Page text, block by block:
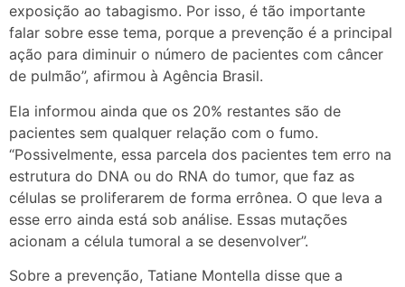
exposição ao tabagismo. Por isso, é tão importante
falar sobre esse tema, porque a prevenção é a principal
ação para diminuir o número de pacientes com câncer
de pulmão”, afirmou à Agência Brasil.
Ela informou ainda que os 20% restantes são de
pacientes sem qualquer relação com o fumo.
“Possivelmente, essa parcela dos pacientes tem erro na
estrutura do DNA ou do RNA do tumor, que faz as
células se proliferarem de forma errônea. O que leva a
esse erro ainda está sob análise. Essas mutações
acionam a célula tumoral a se desenvolver”.
Sobre a prevenção, Tatiane Montella disse que a